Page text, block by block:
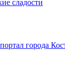
сладости
города